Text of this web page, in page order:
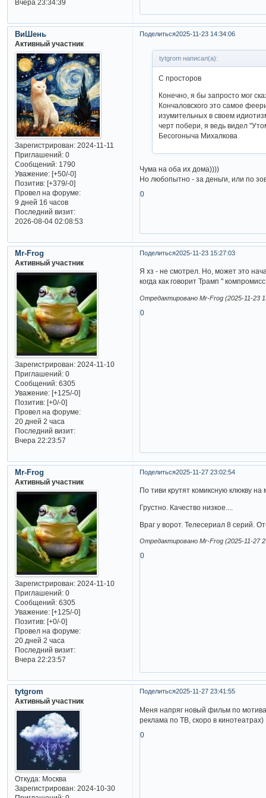
Вчера 23:34:39
Поделиться2025-11-23 14:34:06
ВиШень
Активный участник
Зарегистрирован: 2024-11-11
Приглашений:0
Сообщений:1790
Уважение: [+50/-0]
Позитив: [+379/-0]
Провел на форуме:
9 дней 16 часов
Последний визит:
2026-08-04 02:08:53
tytgrom написал(а):
С просторов
Конечно, я бы запросто мог
Кончаловского это самое
изумительных в своем
черт побери, я ведь видел
Бесогоныча Михалкова
Чума на оба их дома))))
Но любопытно - за деньги, или по
0
Поделиться2025-11-23 15:27:03
Mr-Frog
Активный участник
Зарегистрирован: 2024-11-10
Приглашений:0
Сообщений:6305
Уважение: [+125/-0]
Позитив: [+0/-0]
Провел на форуме:
20 дней 2 часа
Последний визит:
Вчера 22:23:57
Я хз - не смотрел. Но, может это
когда как говорит Трамп "
Отредактировано Mr-Frog (2025-11-23
0
Поделиться2025-11-27 23:02:54
Mr-Frog
Активный участник
Зарегистрирован: 2024-11-10
Приглашений:0
Сообщений:6305
Уважение: [+125/-0]
Позитив: [+0/-0]
Провел на форуме:
20 дней 2 часа
Последний визит:
Вчера 22:23:57
По тиви крутят комиксную клюкву
Грустно. Качество низкое....
Враг у ворот. Телесериал 8 серий.
Отредактировано Mr-Frog (2025-11-27
0
Поделиться2025-11-27 23:41:55
tytgrom
Активный участник
Откуда:Москва
Зарегистрирован: 2024-10-30
Меня напряг новый фильм по
реклама по ТВ, скоро в кинотеатрах)
0